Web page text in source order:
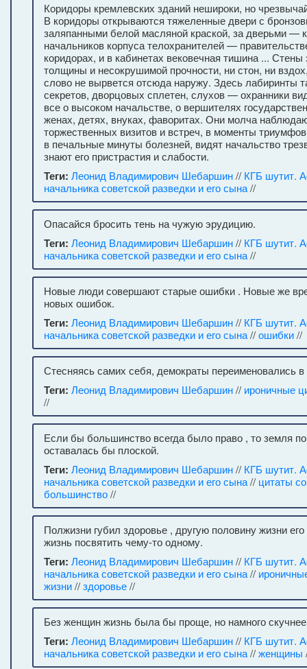
Коридоры кремлевских зданий нешироки, но
В коридоры открываются тяжеленные двери с
заляпанными белой масляной краской, за дверьми —
начальников корпуса телохранителей —
коридорах, и в кабинетах вековечная тишина ...
толщины и несокрушимой прочности, ни стон, ни
слово не вырвется отсюда наружу. Здесь лабиринты
секретов, дворцовых сплетен, слухов — охранники
все о высоком начальстве, о вершителях
женах, детях, внуках, фаворитах. Они молча
торжественных визитов и встреч, в моменты
в печальные минуты болезней, видят начальство
знают его пристрастия и слабости.
Теги: Леонид Владимирович Шебаршин// КГБ шутит.
начальника советской разведки и его сына//
Опасайся бросить тень на чужую эрудицию.
Теги: Леонид Владимирович Шебаршин// КГБ шутит.
начальника советской разведки и его сына//
Новые люди совершают старые ошибки . Новые же
новых ошибок.
Теги: Леонид Владимирович Шебаршин// КГБ шутит.
начальника советской разведки и его сына//ошибки//
Стесняясь самих себя, демократы переименовались
Теги: Леонид Владимирович Шебаршин// ироничные
//
Если бы большинство всегда было право , то земля
оставалась бы плоской.
Теги: Леонид Владимирович Шебаршин// КГБ шутит.
начальника советской разведки и его сына// цитаты
большинство//
Полжизни губил здоровье , другую половину жизни
жизнь посвятить чему-то одному.
Теги: Леонид Владимирович Шебаршин// КГБ шутит.
начальника советской разведки и его сына//
жизни//здоровье//
Без женщин жизнь была бы проще, но намного
Теги: Леонид Владимирович Шебаршин// КГБ шутит.
начальника советской разведки и его сына//женщины